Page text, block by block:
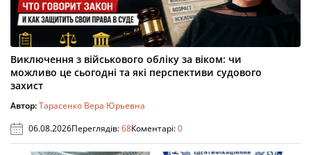
Виключення з військового обліку за віком: чи
можливо це сьогодні та які перспективи судового
захист
Автор:Тарасенко Вера Юрьевна
06.08.2026Переглядів:68Коментарі:0